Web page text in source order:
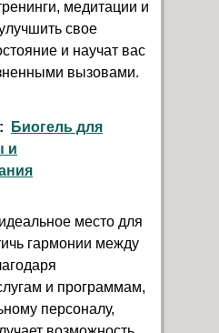
медитации и
свое
и научат вас
вызовами.
Биогель для
и
место для
гармонии между
и программам,
персоналу,